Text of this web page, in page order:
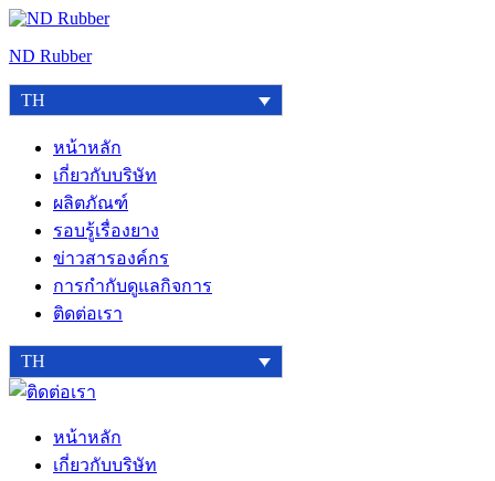
Skip
content
ND Rubber
TH
หน้าหลัก
เกี่ยวกับบริษัท
ผลิตภัณฑ์
รอบรู้เรื่องยาง
ข่าวสารองค์กร
การกำกับดูแลกิจการ
ติดต่อเรา
TH
ติดต่อ
หน้าหลัก
เกี่ยวกับบริษัท